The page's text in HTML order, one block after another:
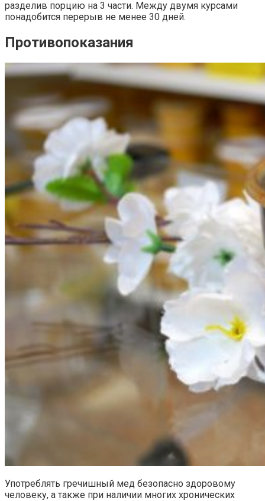
разделив порцию на 3 части. Между двумя курсами
понадобится перерыв не менее 30 дней.
Противопоказания
Употреблять гречишный мед безопасно здоровому
человеку, а также при наличии многих хронических